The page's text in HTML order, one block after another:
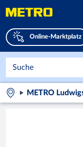
Online-Marktplatz
METRO